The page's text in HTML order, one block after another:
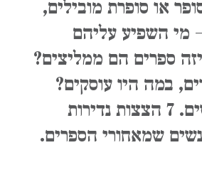
או סופרת מובילים,
מי השפיע עליהם
ספרים הם ממליצים?
במה היו עוסקים?
7 ימים. 7 מפגשים. 7 הצצות נדירות
שמאחורי הספרים.